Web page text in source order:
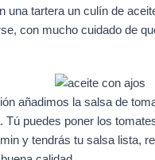
una tartera un culín de
con mucho cuidado de
añadimos la salsa de
Tú puedes poner los
y tendrás tu salsa lista,